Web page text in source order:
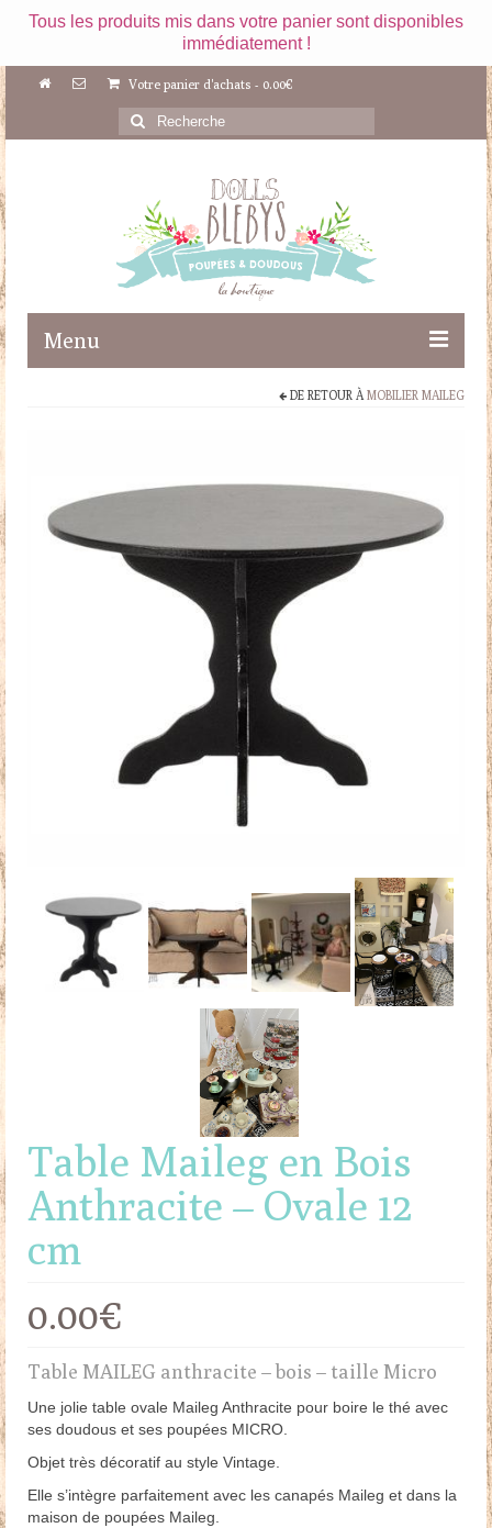
Tous les produits mis dans votre panier sont disponibles
immédiatement !
Votre panier d'achats - 0.00€
Rechercher
:
Menu
Poupées
Doudous
Mobilier & Accessoires
DE RETOUR À MOBILIER MAILEG
Table Maileg en Bois
Anthracite – Ovale 12
cm
0.00€
Table MAILEG anthracite – bois – taille Micro
Une jolie table ovale Maileg Anthracite pour boire le thé avec
ses doudous et ses poupées MICRO.
Objet très décoratif au style Vintage.
Elle s’intègre parfaitement avec les canapés Maileg et dans la
maison de poupées Maileg.